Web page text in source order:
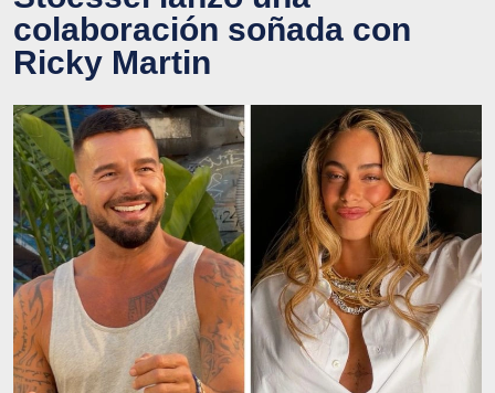
colaboración soñada con
Ricky Martin